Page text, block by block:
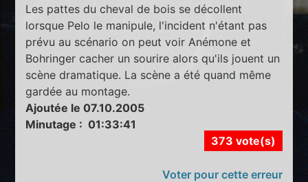
Les pattes du cheval de bois se décollent
lorsque Pelo le manipule, l'incident n'étant pas
prévu au scénario on peut voir Anémone et
Bohringer cacher un sourire alors qu'ils jouent un
scène dramatique. La scène a été quand même
gardée au montage.
Ajoutée le 07.10.2005
Minutage : 01:33:41
373 vote(s)
Voter pour cette erreur